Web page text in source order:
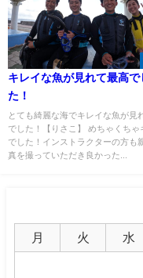
キレイな魚が見れて最高で
た！
とても綺麗な海でキレイな魚が見
でした！【りさこ】 めちゃくちゃ
でした！インストラクターの方も
真を撮っていただき良かった...
月 火 水